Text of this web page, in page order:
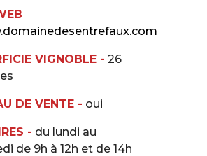
VIGNOBLE - 26
DE VENTE - oui
- du lundi au
de 9h à 12h et de 14h